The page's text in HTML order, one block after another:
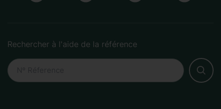
Rechercher à l'aide de la référence